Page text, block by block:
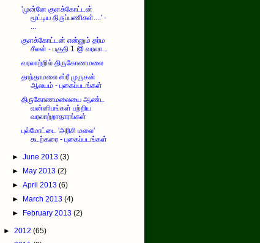
'முன்னே குளக்கோட்டன்
மூட்டிய திருப்பணிகள்....' -
குளக்கோட்டன் என்னும் தர்ம
சீலன் - பகுதி 1 @ வரலா...
வரலாற்றில் திருகோணமலை
தாந்தாமலை ஸ்ரீ முருகன்
ஆலயம் - புகைப்படங்கள்
திருகோணமலையை ஆண்ட
வன்னிபங்கள் பற்றிய
வரலாற்றாதாரங்கள்
புல்மோட்டை 'அரிசி மலை'
கடற்கரை - புகைப்படங்கள்
►June 2013(3)
► May 2013(2)
►April 2013(6)
► March 2013(4)
► February 2013(2)
► 2012 (65)